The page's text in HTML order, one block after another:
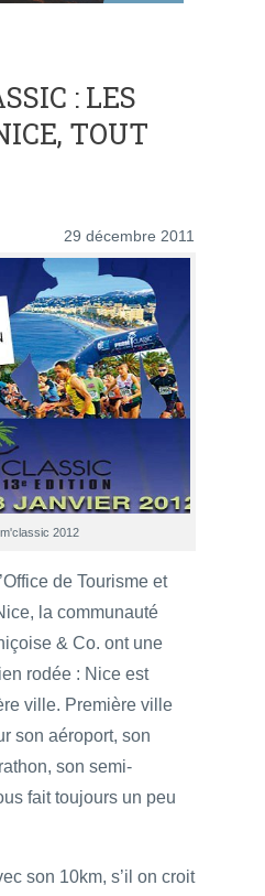
: LES
TOUT
29 décembre 2011
2012
de Tourisme et
la communauté
& Co. ont une
rodée : Nice est
ville. Première ville
son aéroport, son
son semi-
fait toujours un peu
son 10km, s’il on croit